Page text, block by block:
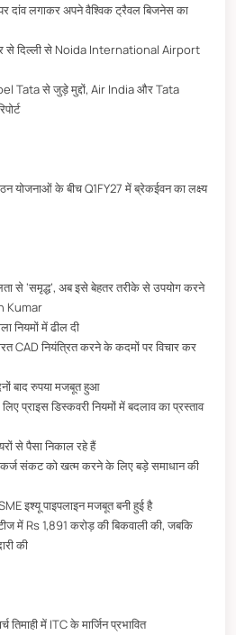
दांव लगाकर अपने वैश्विक ट्रैवल बिजनेस का
से दिल्ली से Noida International Airport
Tata से जुड़े मुद्दों, Air India और Tata
योजनाओं के बीच Q1FY27 में ब्रेकईवन का लक्ष्य
से ‘समृद्ध’, अब इसे बेहतर तरीके से उपयोग करने
Kumar
नियमों में ढील दी
CAD नियंत्रित करने के कदमों पर विचार कर
बाद रुपया मजबूत हुआ
प्राइस डिस्कवरी नियमों में बदलाव का प्रस्ताव
से पैसा निकाल रहे हैं
संकट को खत्म करने के लिए बड़े समाधान की
इश्यू पाइपलाइन मजबूत बनी हुई है
में Rs 1,891 करोड़ की बिकवाली की, जबकि
की
तिमाही में ITC के मार्जिन प्रभावित